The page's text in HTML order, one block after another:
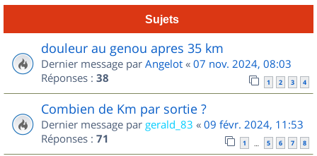
Sujets
douleur au genou apres 35 km
Dernier message par Angelot « 07 nov. 2024, 08:03
Réponses : 38 1 2 3 4
Combien de Km par sortie ?
Dernier message par gerald_83 « 09 févr. 2024, 11:53
Réponses : 71 1 … 5 6 7 8